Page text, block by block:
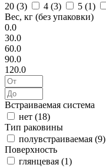
20 (3) 4 (3) 5 (1)
Вес, кг (без упаковки)
0.0
30.0
60.0
90.0
120.0
Встраиваемая система
нет (18)
Тип раковины
полувстраиваемая (9)
Поверхность
глянцевая (1)